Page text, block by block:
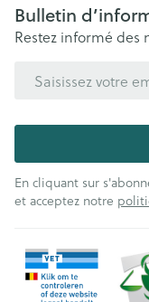
Bulletin
Restez informé
En cliquant sur
et acceptez notre